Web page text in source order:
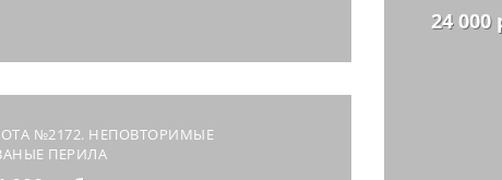
№2172. НЕПОВТОРИМЫЕ
ПЕРИЛА
24 000